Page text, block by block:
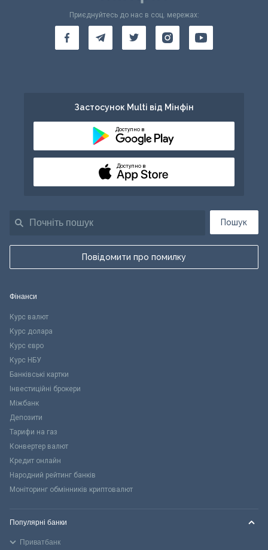
Пошук
Повідомити про помилку
Приєднуйтесь до нас в соц. мережах:
Застосунок Multi від Мінфін
Доступно в
Доступно в
Фінанси
Курс валют
Курс долара
Курс євро
Курс НБУ
Банківські картки
Інвестиційні брокери
Міжбанк
Депозити
Тарифи на газ
Конвертер валют
Кредит онлайн
Народний рейтинг банків
Моніторинг обмінників криптовалют
Популярні банки
Приватбанк